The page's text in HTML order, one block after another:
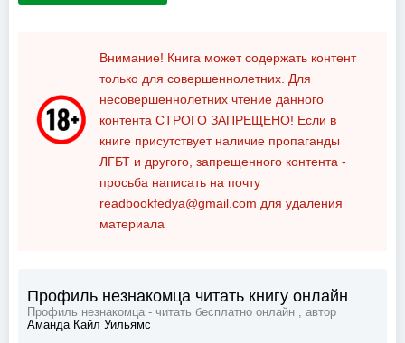
Внимание! Книга может содержать контент
только для совершеннолетних. Для
несовершеннолетних чтение данного
контента СТРОГО ЗАПРЕЩЕНО! Если в
книге присутствует наличие пропаганды
ЛГБТ и другого, запрещенного контента -
просьба написать на почту
readbookfedya@gmail.com для удаления
материала
Профиль незнакомца читать книгу онлайн
Профиль незнакомца - читать бесплатно онлайн , автор
Аманда Кайл Уильямс